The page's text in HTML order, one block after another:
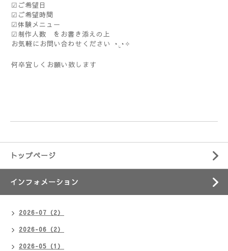
☑︎ご希望日
☑︎ご希望時間
☑︎体験メニュー
☑︎制作人数 をお書き添えの上
お気軽にお問い合わせください ◔.̮◔✧
何卒宜しくお願い致します
トップページ
インフォメーション
2026-07（2）
2026-06（2）
2026-05（1）